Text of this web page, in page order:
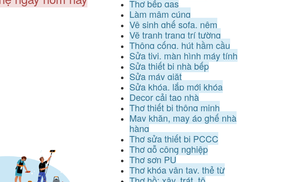
Thợ bếp gas
Làm mâm cúng
Vệ sinh ghế sofa, nệm
Vẽ tranh trang trí tường
Thông cống, hút hầm cầu
Sửa tivi, màn hình máy tính
Sửa thiết bị nhà bếp
Sửa máy giặt
Sửa khóa, lắp mới khóa
Decor cải tạo nhà
Thợ thiết bị thông minh
May khăn, may áo ghế nhà
hàng
Thợ sửa thiết bị PCCC
Thợ gỗ công nghiệp
Thợ sơn PU
Thợ khóa vân tay, thẻ từ